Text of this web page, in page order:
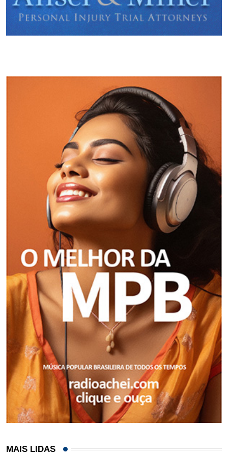
MAIS LIDAS